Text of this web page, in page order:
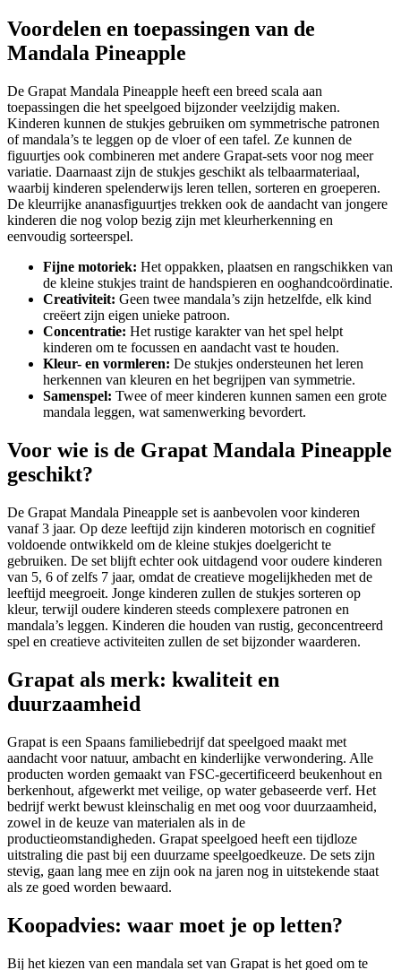
Voordelen en toepassingen van de
Mandala Pineapple
De Grapat Mandala Pineapple heeft een breed scala aan
toepassingen die het speelgoed bijzonder veelzijdig maken.
Kinderen kunnen de stukjes gebruiken om symmetrische patronen
of mandala’s te leggen op de vloer of een tafel. Ze kunnen de
figuurtjes ook combineren met andere Grapat-sets voor nog meer
variatie. Daarnaast zijn de stukjes geschikt als telbaarmateriaal,
waarbij kinderen spelenderwijs leren tellen, sorteren en groeperen.
De kleurrijke ananasfiguurtjes trekken ook de aandacht van jongere
kinderen die nog volop bezig zijn met kleurherkenning en
eenvoudig sorteerspel.
Fijne motoriek: Het oppakken, plaatsen en rangschikken van
de kleine stukjes traint de handspieren en ooghandcoördinatie.
Creativiteit: Geen twee mandala’s zijn hetzelfde, elk kind
creëert zijn eigen unieke patroon.
Concentratie: Het rustige karakter van het spel helpt
kinderen om te focussen en aandacht vast te houden.
Kleur- en vormleren: De stukjes ondersteunen het leren
herkennen van kleuren en het begrijpen van symmetrie.
Samenspel: Twee of meer kinderen kunnen samen een grote
mandala leggen, wat samenwerking bevordert.
Voor wie is de Grapat Mandala Pineapple
geschikt?
De Grapat Mandala Pineapple set is aanbevolen voor kinderen
vanaf 3 jaar. Op deze leeftijd zijn kinderen motorisch en cognitief
voldoende ontwikkeld om de kleine stukjes doelgericht te
gebruiken. De set blijft echter ook uitdagend voor oudere kinderen
van 5, 6 of zelfs 7 jaar, omdat de creatieve mogelijkheden met de
leeftijd meegroeit. Jonge kinderen zullen de stukjes sorteren op
kleur, terwijl oudere kinderen steeds complexere patronen en
mandala’s leggen. Kinderen die houden van rustig, geconcentreerd
spel en creatieve activiteiten zullen de set bijzonder waarderen.
Grapat als merk: kwaliteit en
duurzaamheid
Grapat is een Spaans familiebedrijf dat speelgoed maakt met
aandacht voor natuur, ambacht en kinderlijke verwondering. Alle
producten worden gemaakt van FSC-gecertificeerd beukenhout en
berkenhout, afgewerkt met veilige, op water gebaseerde verf. Het
bedrijf werkt bewust kleinschalig en met oog voor duurzaamheid,
zowel in de keuze van materialen als in de
productieomstandigheden. Grapat speelgoed heeft een tijdloze
uitstraling die past bij een duurzame speelgoedkeuze. De sets zijn
stevig, gaan lang mee en zijn ook na jaren nog in uitstekende staat
als ze goed worden bewaard.
Koopadvies: waar moet je op letten?
Bij het kiezen van een mandala set van Grapat is het goed om te